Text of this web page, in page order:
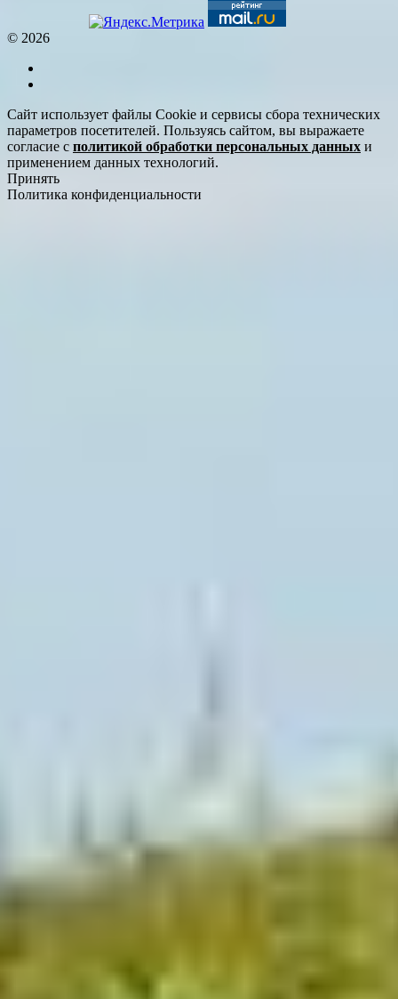
© 2026
Сайт использует файлы Cookie и сервисы сбора технических
параметров посетителей. Пользуясь сайтом, вы выражаете
согласие с политикой обработки персональных данных и
применением данных технологий.
Принять
Политика конфиденциальности